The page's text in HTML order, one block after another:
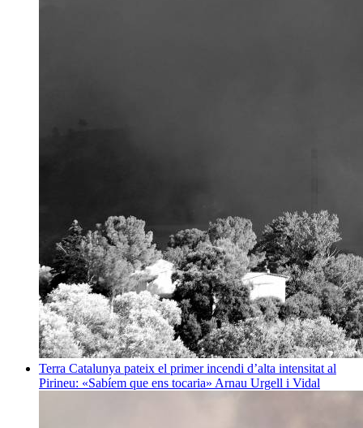
Terra Catalunya pateix el primer incendi d’alta intensitat al
Pirineu: «Sabíem que ens tocaria» Arnau Urgell i Vidal